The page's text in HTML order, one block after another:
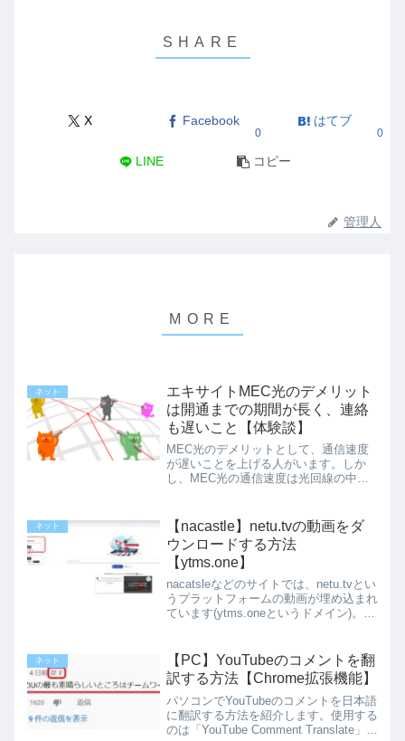
X Facebook
0
はてブ
0
LINE コピー
管理人
ネット
エキサイトMEC光のデメリット
は開通までの期間が長く、連絡
も遅いこと【体験談】
MEC光のデメリットとして、通信速度
が遅いことを上げる人がいます。しか
し、MEC光の通信速度は光回線の中で
んなのネット回線速度 ）MEC光の通信
速度を気にすべき...
ネット
【nacastle】netu.tvの動画をダ
ウンロードする方法
【ytms.one】
nacatsleなどのサイトでは、netu.tvとい
うプラットフォームの動画が埋め込まれ
ています(ytms.oneというドメイン)。
ー」ではダウンロードできま...
ネット
【PC】YouTubeのコメントを翻
訳する方法【Chrome拡張機能】
パソコンでYouTubeのコメントを日本語
に翻訳する方法を紹介します。使用する
のは「YouTube Comment Translate」と